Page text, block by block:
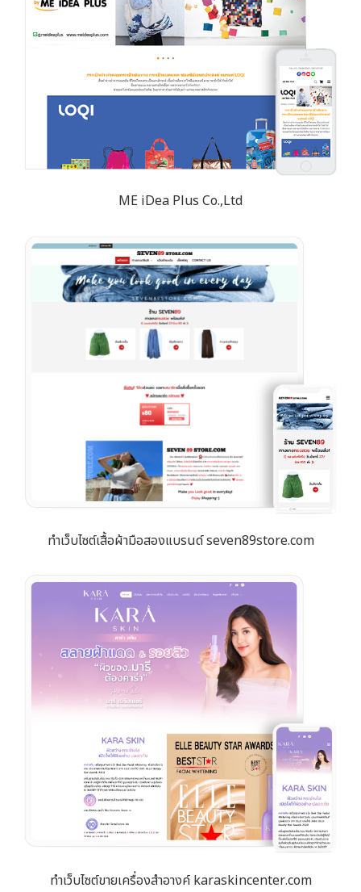
ME iDea Plus Co.,Ltd
ทำเว็บไซต์เสื้อผ้ามือสองแบรนด์ seven89store.com
ทำเว็บไซต์ขายเครื่องสำอางค์ karaskincenter.com